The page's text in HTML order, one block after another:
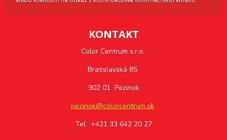
KONTAKT
Color Centrum s.r.o.
Bratislavská 85
902 01 Pezinok
pezinok@colorcentrum.sk
Tel.: +421 33 642 20 27